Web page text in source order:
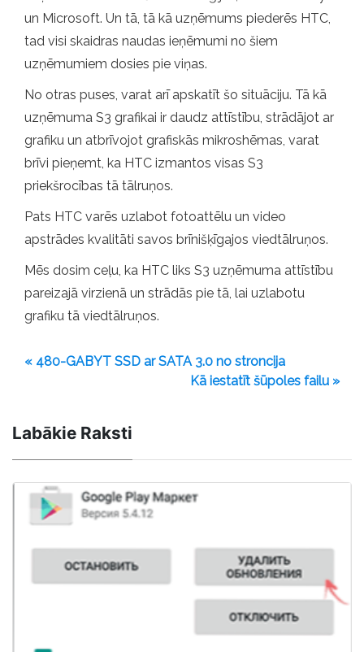
un Microsoft. Un tā, tā kā uzņēmums piederēs HTC,
tad visi skaidras naudas ieņēmumi no šiem
uzņēmumiem dosies pie viņas.
No otras puses, varat arī apskatīt šo situāciju. Tā kā
uzņēmuma S3 grafikai ir daudz attīstību, strādājot ar
grafiku un atbrīvojot grafiskās mikroshēmas, varat
brīvi pieņemt, ka HTC izmantos visas S3
priekšrocības tā tālruņos.
Pats HTC varēs uzlabot fotoattēlu un video
apstrādes kvalitāti savos brīnišķīgajos viedtālruņos.
Mēs dosim ceļu, ka HTC liks S3 uzņēmuma attīstību
pareizajā virzienā un strādās pie tā, lai uzlabotu
grafiku tā viedtālruņos.
« 480-GABYT SSD ar SATA 3.0 no stroncija
Kā iestatīt šūpoles failu »
Labākie Raksti